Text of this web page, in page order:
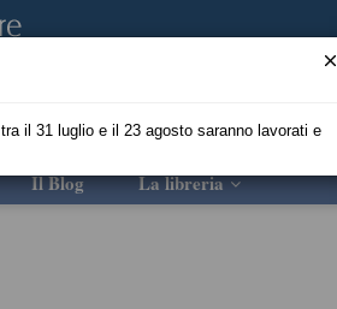
Il Blog La libreria
il 31 luglio e il 23 agosto saranno lavorati e